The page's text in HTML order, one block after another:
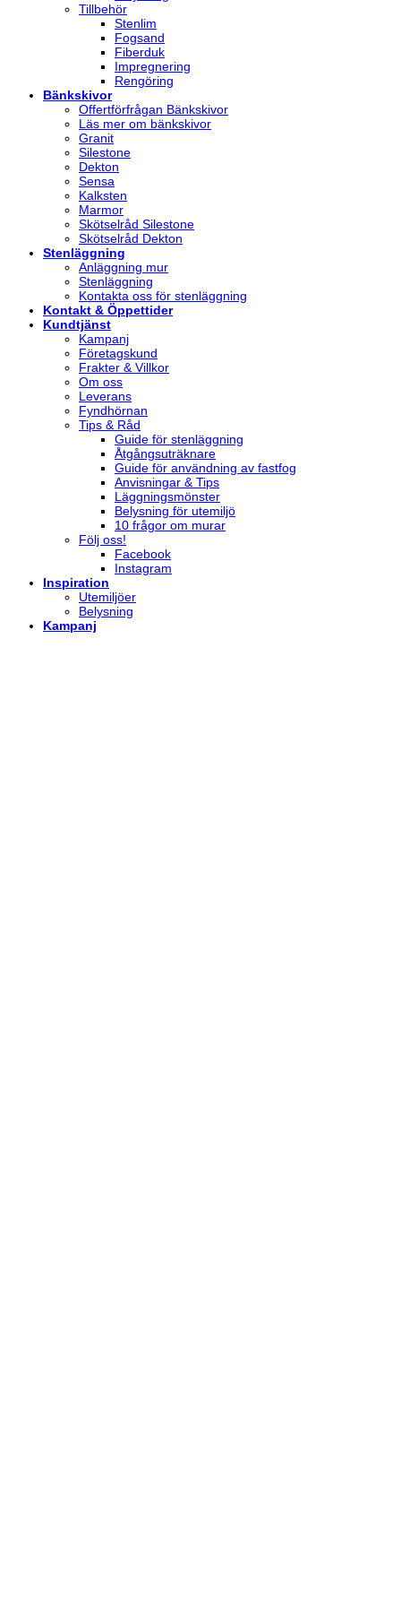
Tillbehör
Stenlim
Fogsand
Fiberduk
Impregnering
Rengöring
Bänkskivor
Offertförfrågan Bänkskivor
Läs mer om bänkskivor
Granit
Silestone
Dekton
Sensa
Kalksten
Marmor
Skötselråd Silestone
Skötselråd Dekton
Stenläggning
Anläggning mur
Stenläggning
Kontakta oss för stenläggning
Kontakt & Öppettider
Kundtjänst
Kampanj
Företagskund
Frakter & Villkor
Om oss
Leverans
Fyndhörnan
Tips & Råd
Guide för stenläggning
Åtgångsuträknare
Guide för användning av fastfog
Anvisningar & Tips
Läggningsmönster
Belysning för utemiljö
10 frågor om murar
Följ oss!
Facebook
Instagram
Inspiration
Utemiljöer
Belysning
Kampanj